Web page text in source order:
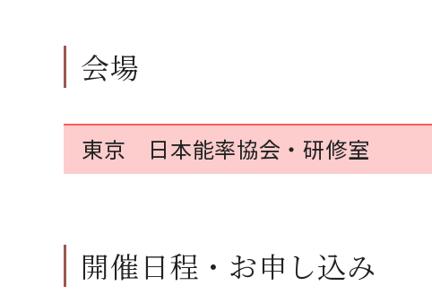
会場
東京 日本能率協会・研修室
開催日程・お申し込み